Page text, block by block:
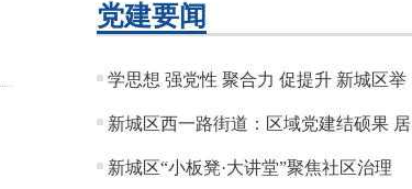
党建要闻
学思想 强党性 聚合力 促提升 新城区举
新城区西一路街道：区域党建结硕果 居
新城区“小板凳·大讲堂”聚焦社区治理